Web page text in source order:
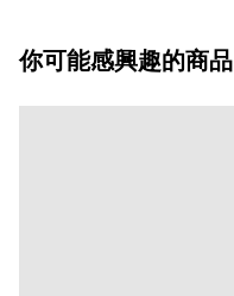
你可能感興趣的商品